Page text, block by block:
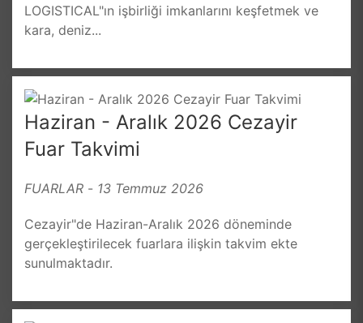
LOGISTICAL"ın işbirliği imkanlarını keşfetmek ve
kara, deniz...
Haziran - Aralık 2026 Cezayir
Fuar Takvimi
FUARLAR - 13 Temmuz 2026
Cezayir"de Haziran-Aralık 2026 döneminde
gerçekleştirilecek fuarlara ilişkin takvim ekte
sunulmaktadır.